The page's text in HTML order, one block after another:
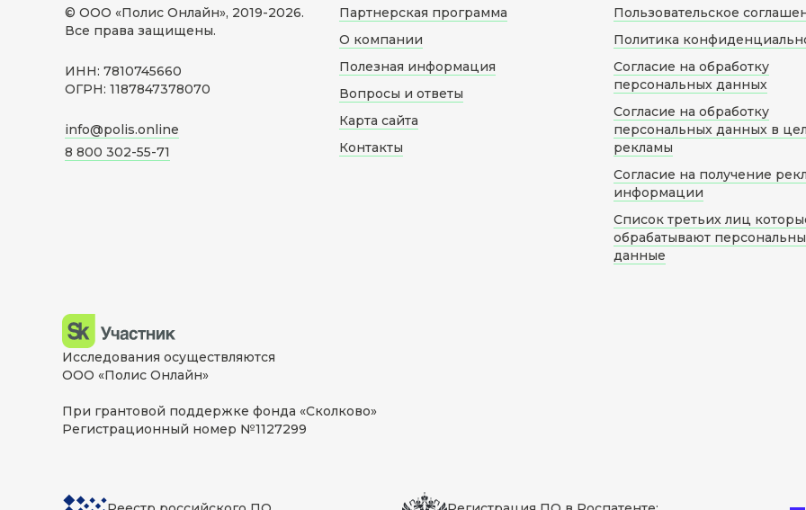
© ООО «Полис Онлайн», 2019-2026.
Все права защищены.
ИНН: 7810745660
ОГРН: 1187847378070
info@polis.online
8 800 302-55-71
Партнерская программа
О компании
Полезная информация
Вопросы и ответы
Карта сайта
Контакты
Пользовательское
Политика
Согласие на обработку
персональных данных
Согласие на обработку
персональных данных в
рекламы
Согласие на получение
информации
Список третьих лиц
обрабатывают
данные
Исследования осуществляются
ООО «Полис Онлайн»
При грантовой поддержке фонда «Сколково»
Регистрационный номер №1127299